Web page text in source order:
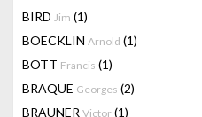
BIRD Jim (1)
BOECKLIN Arnold (1)
BOTT Francis (1)
BRAQUE Georges (2)
BRAUNER Victor (1)